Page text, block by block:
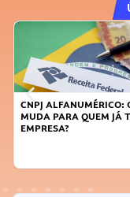
DICAS PARA OBTER